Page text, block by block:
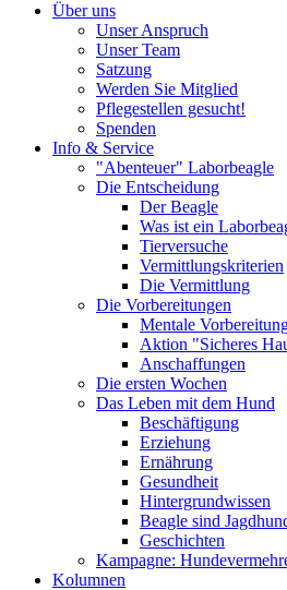
Über uns
Unser Anspruch
Unser Team
Satzung
Werden Sie Mitglied
Pflegestellen gesucht!
Spenden
Info & Service
"Abenteuer" Laborbeagle
Die Entscheidung
Der Beagle
Was ist ein
Tierversuche
Vermittlungskriterien
Die Vermittlung
Die Vorbereitungen
Mentale
Aktion "Sicheres
Anschaffungen
Die ersten Wochen
Das Leben mit dem Hund
Beschäftigung
Erziehung
Ernährung
Gesundheit
Hintergrundwissen
Beagle sind
Geschichten
Kampagne:
Kolumnen